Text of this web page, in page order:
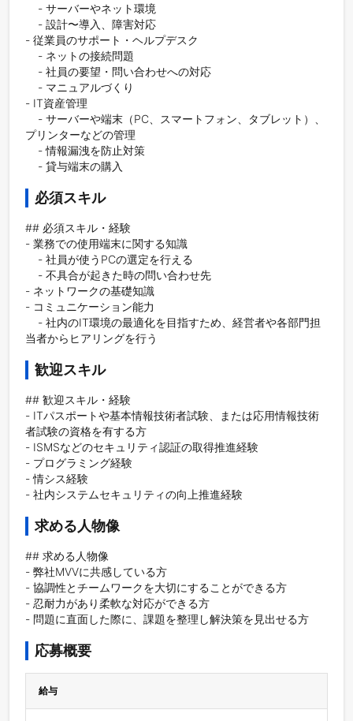
- 従業員のサポート・ヘルプデスク
- IT資産管理
プリンターなどの管理
    - 貸与端末の購入
必須スキル
## 必須スキル・経験
- 業務での使用端末に関する知識
- ネットワークの基礎知識
- コミュニケーション能力
当者からヒアリングを行う
歓迎スキル
## 歓迎スキル・経験
- ITパスポートや基本情報技術者試験、または応用情報技術
者試験の資格を有する方
- ISMSなどのセキュリティ認証の取得推進経験
- プログラミング経験
- 情シス経験
- 社内システムセキュリティの向上推進経験
求める人物像
## 求める人物像
- 弊社MVVに共感している方
- 協調性とチームワークを大切にすることができる方
- 忍耐力があり柔軟な対応ができる方
- 問題に直面した際に、課題を整理し解決策を見出せる方
応募概要
給与